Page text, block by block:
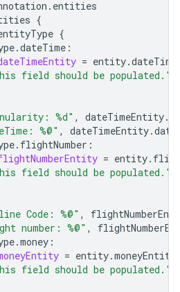
. entities
{
{
.dateTime :
= entity.
field should be populated."
%d" , dateTimeEntity.
%@" , dateTimeEntity.
. flightNumber :
= entity.
field should be populated."
Code: %@" ,
number: %@" ,
.money :
= entity.moneyEntity
field should be populated."